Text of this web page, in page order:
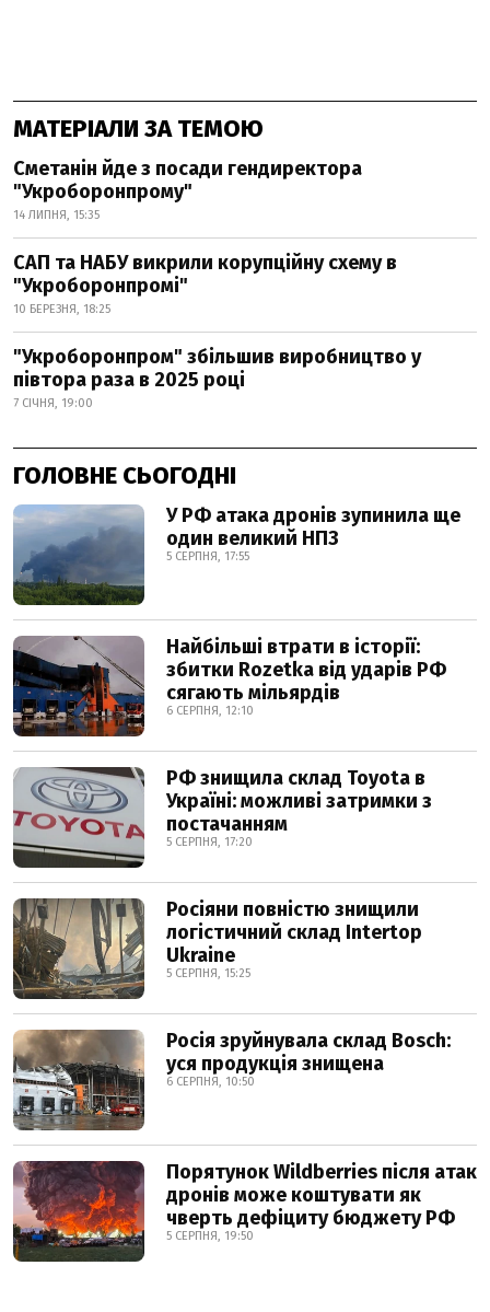
МАТЕРІАЛИ ЗА ТЕМОЮ
Сметанін йде з посади гендиректора
"Укроборонпрому"
14 ЛИПНЯ, 15:35
САП та НАБУ викрили корупційну схему в
"Укроборонпромі"
10 БЕРЕЗНЯ, 18:25
"Укроборонпром" збільшив виробництво у
півтора раза в 2025 році
7 СІЧНЯ, 19:00
ГОЛОВНЕ СЬОГОДНІ
У РФ атака дронів зупинила ще
один великий НПЗ
5 СЕРПНЯ, 17:55
Найбільші втрати в історії:
збитки Rozetka від ударів РФ
сягають мільярдів
6 СЕРПНЯ, 12:10
РФ знищила склад Toyota в
Україні: можливі затримки з
постачанням
5 СЕРПНЯ, 17:20
Росіяни повністю знищили
логістичний склад Intertop
Ukraine
5 СЕРПНЯ, 15:25
Росія зруйнувала склад Bosch:
уся продукція знищена
6 СЕРПНЯ, 10:50
Порятунок Wildberries після атак
дронів може коштувати як
чверть дефіциту бюджету РФ
5 СЕРПНЯ, 19:50